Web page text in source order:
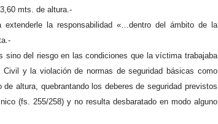
mts. de altura.-
la responsabilidad «…dentro del ámbito de la
sino del riesgo en las condiciones que la víctima trabajaba
y la violación de normas de seguridad básicas como
altura, quebrantando los deberes de seguridad previstos
(fs. 255/258) y no resulta desbaratado en modo alguno